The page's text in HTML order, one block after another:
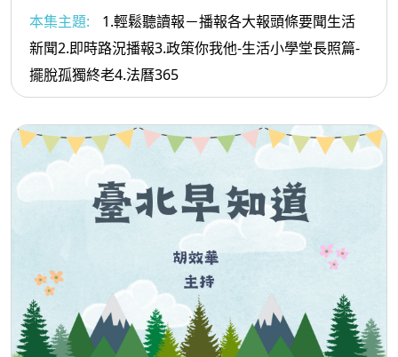
本集主題:
1.輕鬆聽讀報－播報各大報頭條要聞生活
新聞2.即時路況播報3.政策你我他-生活小學堂長照篇-
擺脫孤獨終老4.法曆365